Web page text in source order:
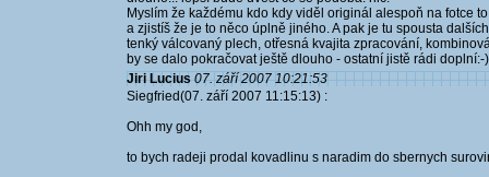
Myslím že každému kdo kdy viděl originál alespoň na fotce
a zjistíš že je to něco úplně jiného. A pak je tu spousta
tenký válcovaný plech, otřesná kvajita zpracování,
by se dalo pokračovat ještě dlouho - ostatní jistě rádi doplní:-)
Jiri Lucius 07. září 2007 10:21:53
Siegfried(07. září 2007 11:15:13) :
Ohh my god,
to bych radeji prodal kovadlinu s naradim do sbernych